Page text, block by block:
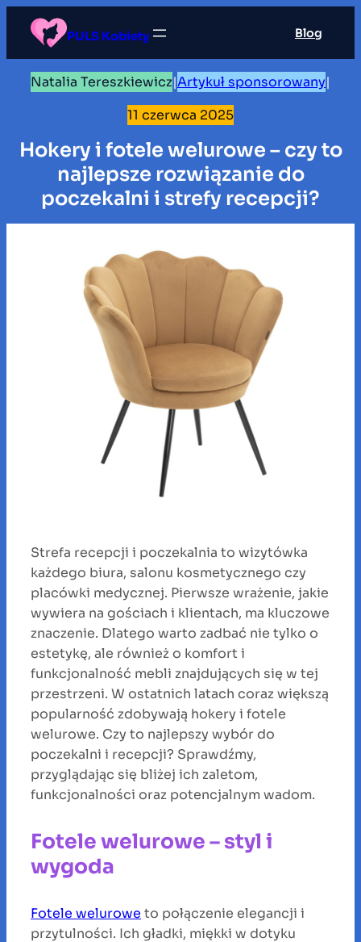
Przejdź
treści
PULS Kobiety Blog
Natalia Tereszkiewicz|Artykuł sponsorowany|
11 czerwca 2025
Hokery i fotele welurowe – czy to
najlepsze rozwiązanie do
poczekalni i strefy recepcji?
Strefa recepcji i poczekalnia to wizytówka
każdego biura, salonu kosmetycznego czy
placówki medycznej. Pierwsze wrażenie, jakie
wywiera na gościach i klientach, ma kluczowe
znaczenie. Dlatego warto zadbać nie tylko o
estetykę, ale również o komfort i
funkcjonalność mebli znajdujących się w tej
przestrzeni. W ostatnich latach coraz większą
popularność zdobywają hokery i fotele
welurowe. Czy to najlepszy wybór do
poczekalni i recepcji? Sprawdźmy,
przyglądając się bliżej ich zaletom,
funkcjonalności oraz potencjalnym wadom.
Fotele welurowe – styl i
wygoda
Fotele welurowe to połączenie elegancji i
przytulności. Ich gładki, miękki w dotyku